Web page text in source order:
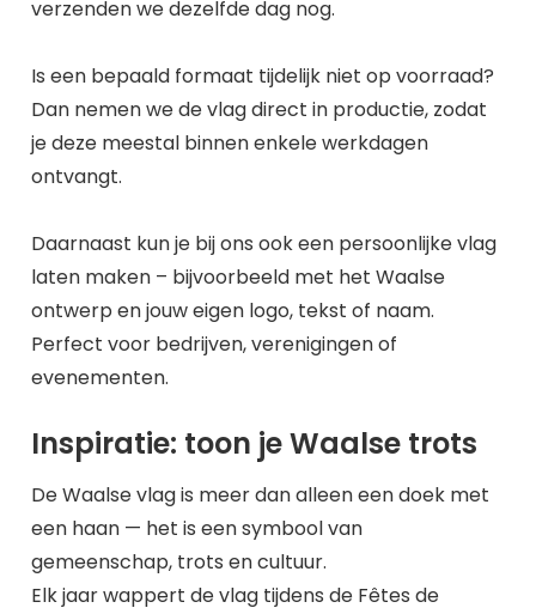
verzenden we dezelfde dag nog.
Is een bepaald formaat tijdelijk niet op voorraad?
Dan nemen we de vlag direct in productie, zodat
je deze meestal binnen enkele werkdagen
ontvangt.
Daarnaast kun je bij ons ook een persoonlijke vlag
laten maken – bijvoorbeeld met het Waalse
ontwerp en jouw eigen logo, tekst of naam.
Perfect voor bedrijven, verenigingen of
evenementen.
Inspiratie: toon je Waalse trots
De Waalse vlag is meer dan alleen een doek met
een haan — het is een symbool van
gemeenschap, trots en cultuur.
Elk jaar wappert de vlag tijdens de Fêtes de